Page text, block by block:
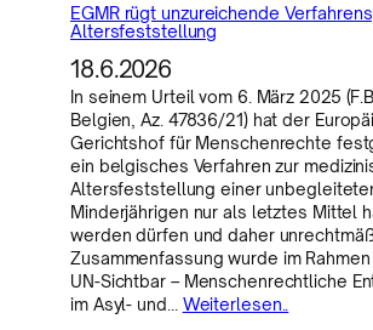
EGMR rügt unzureichende
Altersfeststellung
18.6.2026
In seinem Urteil vom 6. März 2025
Belgien, Az. 47836/21) hat der
Gerichtshof für Menschenrechte
ein belgisches Verfahren zur
Altersfeststellung einer
Minderjährigen nur als letztes Mittel
werden dürfen und daher
Zusammenfassung wurde im
UN-Sichtbar – Menschenrechtliche
im Asyl- und… Weiterlesen..